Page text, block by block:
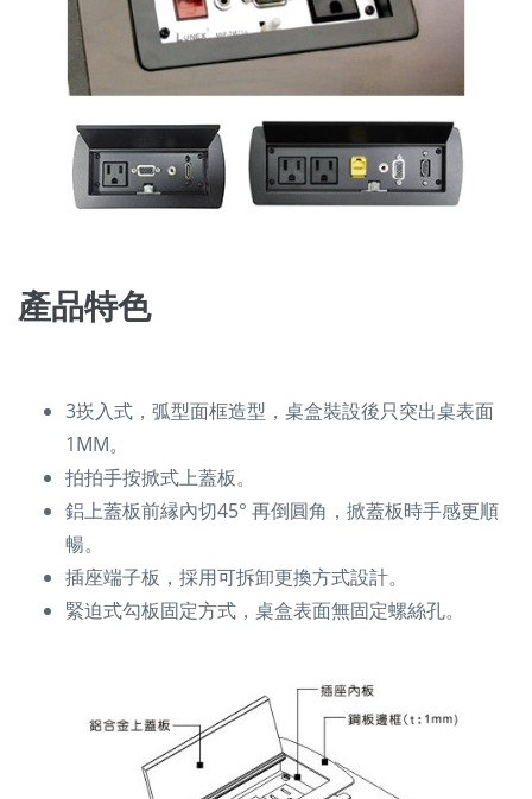
產品特色
3崁入式，弧型面框造型，桌盒裝設後只突出桌表面
1MM。
拍拍手按掀式上蓋板。
鋁上蓋板前縁內切45° 再倒圓角，掀蓋板時手感更順
暢。
插座端子板，採用可拆卸更換方式設計。
緊迫式勾板固定方式，桌盒表面無固定螺絲孔。